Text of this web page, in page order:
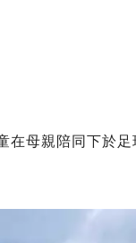
在母親陪同下於足